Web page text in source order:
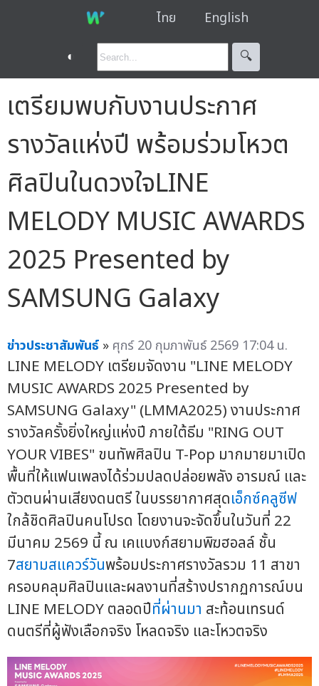
ไทย English
◐ 🔍︎
เตรียมพบกับงานประกาศ
รางวัลแห่งปี พร้อมร่วมโหวต
ศิลปินในดวงใจLINE
MELODY MUSIC AWARDS
2025 Presented by
SAMSUNG Galaxy
ข่าวประชาสัมพันธ์ » ศุกร์ 20 กุมภาพันธ์ 2569 17:04 น.
LINE MELODY เตรียมจัดงาน "LINE MELODY
MUSIC AWARDS 2025 Presented by
SAMSUNG Galaxy" (LMMA2025) งานประกาศ
รางวัลครั้งยิ่งใหญ่แห่งปี ภายใต้ธีม "RING OUT
YOUR VIBES" ขนทัพศิลปิน T-Pop มากมายมาเปิด
พื้นที่ให้แฟนเพลงได้ร่วมปลดปล่อยพลัง อารมณ์ และ
ตัวตนผ่านเสียงดนตรี ในบรรยากาศสุดเอ็กซ์คลูซีฟ
ใกล้ชิดศิลปินคนโปรด โดยงานจะจัดขึ้นในวันที่ 22
มีนาคม 2569 นี้ ณ เคแบงก์สยามพิฆฮอลล์ ชั้น
7สยามสแควร์วันพร้อมประกาศรางวัลรวม 11 สาขา
ครอบคลุมศิลปินและผลงานที่สร้างปรากฏการณ์บน
LINE MELODY ตลอดปีที่ผ่านมา สะท้อนเทรนด์
ดนตรีที่ผู้ฟังเลือกจริง โหลดจริง และโหวตจริง